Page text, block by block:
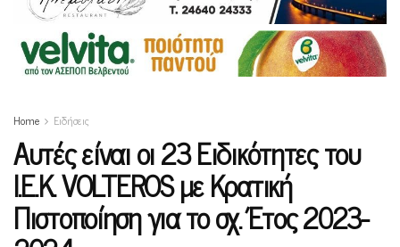
Home Ειδήσεις
Αυτές είναι οι 23 Ειδικότητες του
Ι.Ε.Κ. VOLTEROS με Κρατική
Πιστοποίηση για το σχ. Έτος 2023-